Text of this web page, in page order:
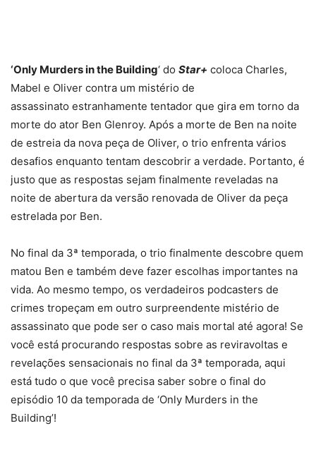
‘Only Murders in the Building‘ do Star+ coloca Charles,
Mabel e Oliver contra um mistério de
assassinato estranhamente tentador que gira em torno da
morte do ator Ben Glenroy. Após a morte de Ben na noite
de estreia da nova peça de Oliver, o trio enfrenta vários
desafios enquanto tentam descobrir a verdade. Portanto, é
justo que as respostas sejam finalmente reveladas na
noite de abertura da versão renovada de Oliver da peça
estrelada por Ben.
No final da 3ª temporada, o trio finalmente descobre quem
matou Ben e também deve fazer escolhas importantes na
vida. Ao mesmo tempo, os verdadeiros podcasters de
crimes tropeçam em outro surpreendente mistério de
assassinato que pode ser o caso mais mortal até agora! Se
você está procurando respostas sobre as reviravoltas e
revelações sensacionais no final da 3ª temporada, aqui
está tudo o que você precisa saber sobre o final do
episódio 10 da temporada de ‘Only Murders in the
Building’!